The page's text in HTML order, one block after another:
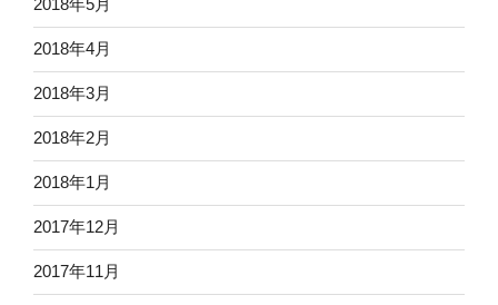
2018年5月
2018年4月
2018年3月
2018年2月
2018年1月
2017年12月
2017年11月